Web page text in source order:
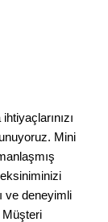
Mini
ve deneyimli
Müşteri